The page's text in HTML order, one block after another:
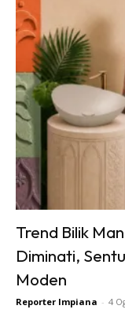
Apa yang
loan
Trend Bilik
Diminati,
Moden
Reporter Impiana - 4